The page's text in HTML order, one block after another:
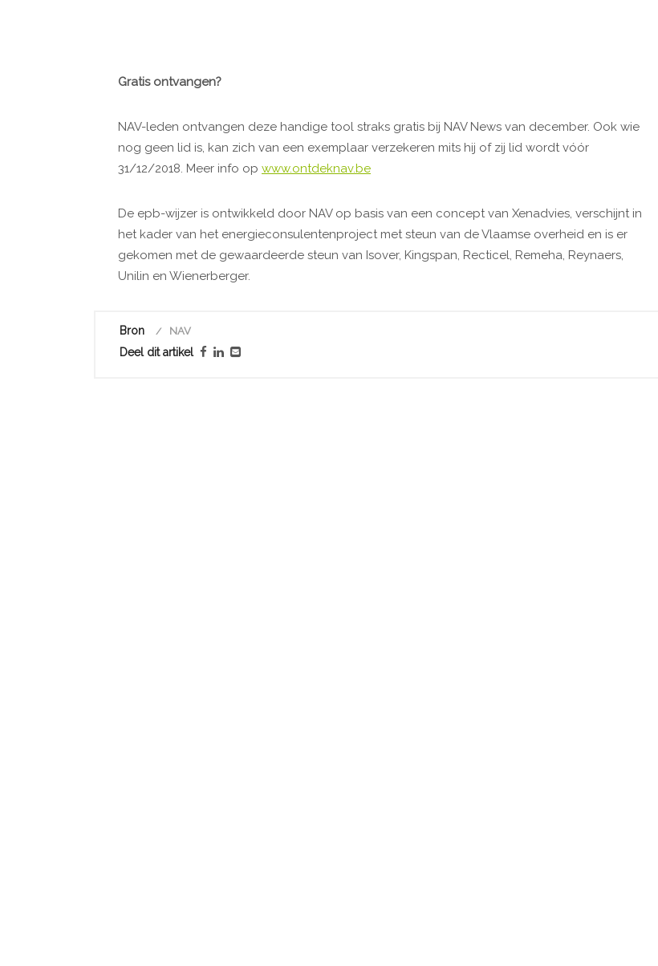
Gratis ontvangen?
NAV-leden ontvangen deze handige tool straks gratis bij NAV News van december. Ook wie
nog geen lid is, kan zich van een exemplaar verzekeren mits hij of zij lid wordt vóór
31/12/2018. Meer info op www.ontdeknav.be
De epb-wijzer is ontwikkeld door NAV op basis van een concept van Xenadvies, verschijnt in
het kader van het energieconsulentenproject met steun van de Vlaamse overheid en is er
gekomen met de gewaardeerde steun van Isover, Kingspan, Recticel, Remeha, Reynaers,
Unilin en Wienerberger.
Bron NAV
Deel dit artikel